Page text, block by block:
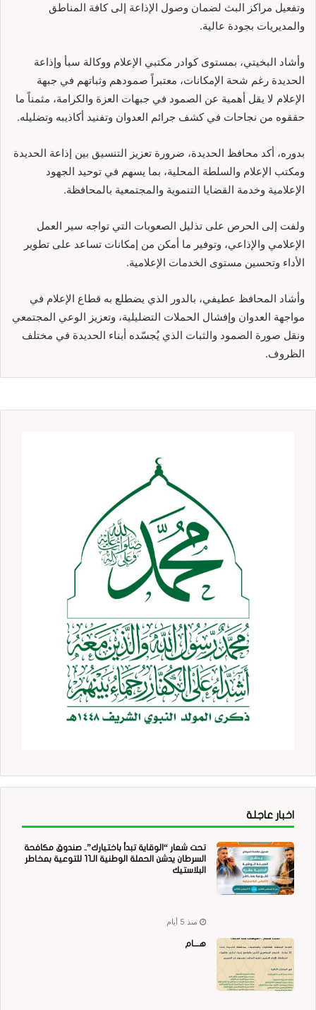
وتفعيل مراكز البث لضمان وصول الإذاعة إلى كافة المناطق
والمديريات بجودة عالية.
وأشاد البخيتي، بمستوى كوادر مكتبي الإعلام ووكالة سبأ وإذاعة
الحديدة رغم شحة الإمكانات، معتبراً صمودهم وثباتهم في جبهة
الإعلام لا يقل أهمية عن الصمود في جبهات العزة والكرامة، مثمناً ما
حققوه من نجاحات في كشف جرائم العدوان وتفنيد أكاذيبه وتضليله.
بدوره، أكد محافظ الحديدة، ضرورة تعزيز التنسيق بين إذاعة الحديدة
ومكتب الإعلام والسلطة المحلية، بما يسهم في توحيد الجهود
الإعلامية وخدمة القضايا التنموية والمجتمعية بالمحافظة.
ولفت إلى الحرص على تذليل الصعوبات التي تواجه سير العمل
الإعلامي والإذاعي، وتوفير ما أمكن من إمكانات تساعد على تطوير
الأداء وتحسين مستوى الخدمات الإعلامية.
وأشاد المحافظ عطيفي، بالدور الذي يضطلع به قطاع الإعلام في
مواجهة العدوان وإفشال الحملات التضليلية، وتعزيز الوعي المجتمعي
ونقل صورة الصمود والثبات الذي يُجسّده أبناء الحديدة في مختلف
الظروف.
اخبار عاجلة
تحت شعار “الوقاية تبدأ باختيارك”.. صندوق مكافحة
السرطان يدشن الحملة الوطنية الـ11 للتوعية بمخاطر
البلاستيك
منذ 5 أيام
هــــام